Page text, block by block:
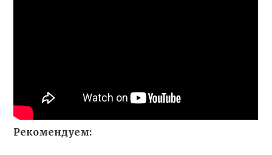
Рекомендуем: